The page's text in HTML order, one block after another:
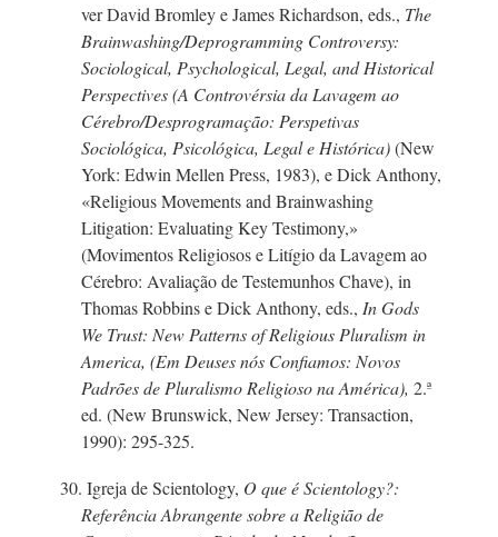
ver David Bromley e James Richardson, eds., The
Brainwashing/Deprogramming Controversy:
Sociological, Psychological, Legal, and Historical
Perspectives (A Controvérsia da Lavagem ao
Cérebro/Desprogramação: Perspetivas
Sociológica, Psicológica, Legal e Histórica)(New
York: Edwin Mellen Press, 1983), e Dick Anthony,
«Religious Movements and Brainwashing
Litigation: Evaluating Key Testimony,»
(Movimentos Religiosos e Litígio da Lavagem ao
Cérebro: Avaliação de Testemunhos Chave), in
Thomas Robbins e Dick Anthony, eds., In Gods
We Trust: New Patterns of Religious Pluralism in
America, (Em Deuses nós Confiamos: Novos
Padrões de Pluralismo Religioso na América), 2.ª
ed. (New Brunswick, New Jersey: Transaction,
1990): 295-325.
30. Igreja de Scientology, O que é Scientology?:
Referência Abrangente sobre a Religião de